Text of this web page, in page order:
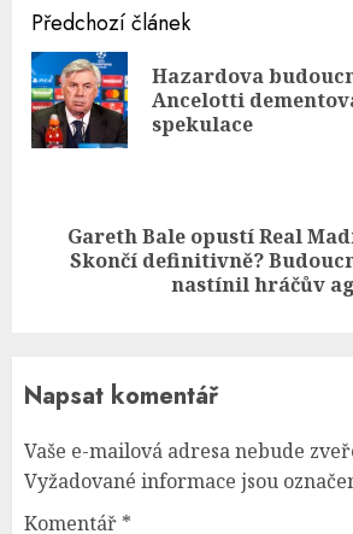
Continue
Reading
Předchozí článek
Hazardova
Ancelotti
spekulace
Next
Gareth Bale opustí Real
Skončí definitivně?
nastínil hráčův
Napsat komentář
Vaše e-mailová adresa nebude
Vyžadované informace jsou
Komentář *